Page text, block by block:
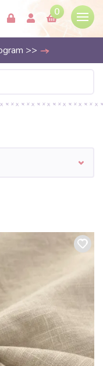
0
>>